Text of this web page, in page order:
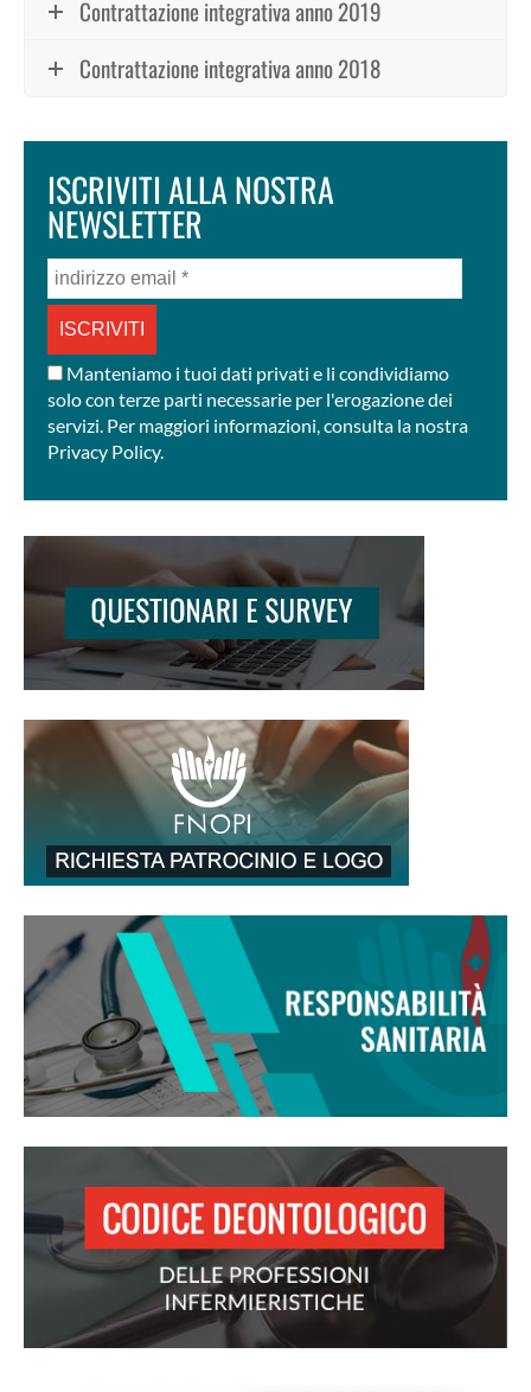
Contrattazione integrativa anno 2019
Contrattazione integrativa anno 2018
ISCRIVITI ALLA NOSTRA
NEWSLETTER
indirizzo
email
Manteniamo i tuoi dati privati e li condividiamo
solo con terze parti necessarie per l'erogazione dei
servizi. Per maggiori informazioni, consulta la nostra
Privacy Policy.